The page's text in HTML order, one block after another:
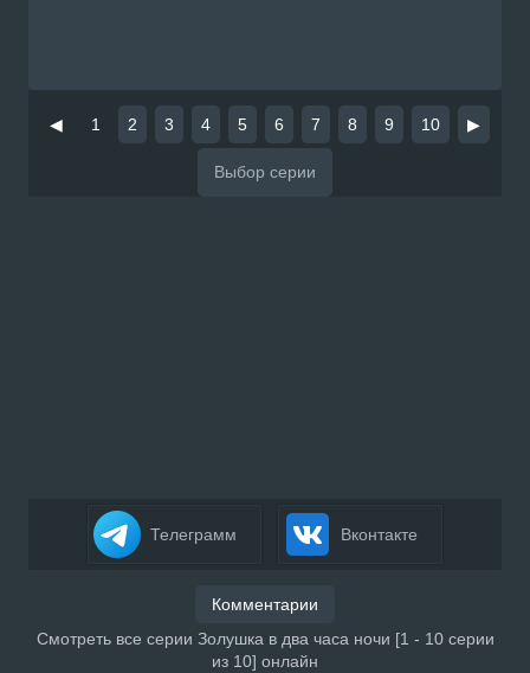
◀ 1 2 3 4 5 6 7 8 9 10 ▶
Телеграмм Вконтакте
Комментарии
Смотреть все серии Золушка в два часа ночи [1 - 10 серии
из 10] онлайн